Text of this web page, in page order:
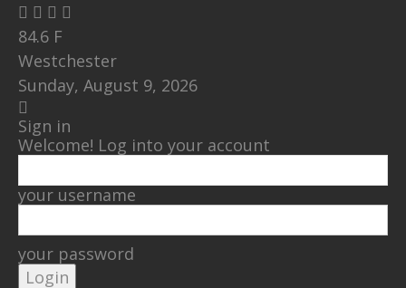
84.6 F
Westchester
Sunday, August 9, 2026
Sign in
Welcome! Log into your account
your username
your password